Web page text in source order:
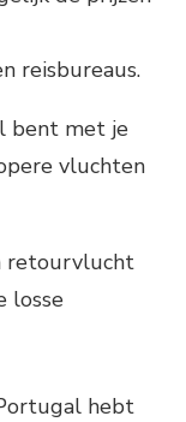
reisbureaus.
bent met je
vluchten
retourvlucht
losse
hebt